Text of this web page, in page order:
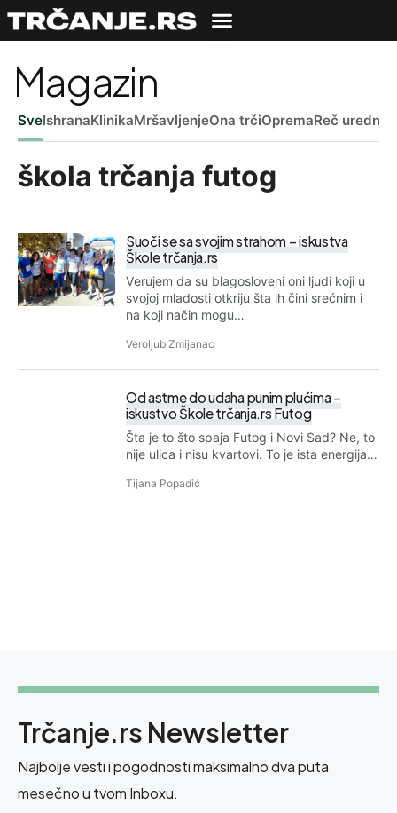
Magazin
SveIshranaKlinikaMršavljenjeOna trčiOpremaReč
škola trčanja futog
Suoči se sa svojim strahom – iskustva
Škole trčanja.rs
Verujem da su blagosloveni oni ljudi koji u
svojoj mladosti otkriju šta ih čini srećnim i
na koji način mogu…
Veroljub Zmijanac
Od astme do udaha punim plućima –
iskustvo Škole trčanja.rs Futog
Šta je to što spaja Futog i Novi Sad? Ne, to
nije ulica i nisu kvartovi. To je ista energija…
Tijana Popadić
Trčanje.rs Newsletter
Najbolje vesti i pogodnosti maksimalno dva puta
mesečno u tvom Inboxu.